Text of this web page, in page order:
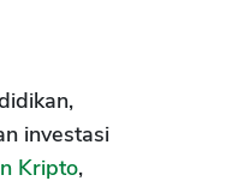
investasi
Kripto,